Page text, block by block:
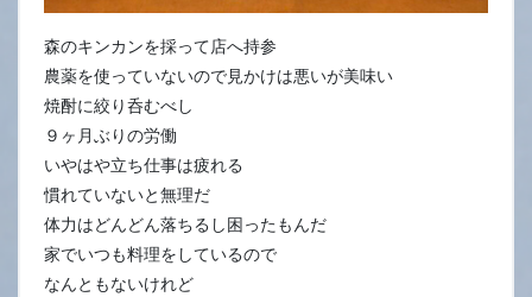
森のキンカンを採って店へ持参
農薬を使っていないので見かけは悪いが美味い
焼酎に絞り呑むべし
９ヶ月ぶりの労働
いやはや立ち仕事は疲れる
慣れていないと無理だ
体力はどんどん落ちるし困ったもんだ
家でいつも料理をしているので
なんともないけれど